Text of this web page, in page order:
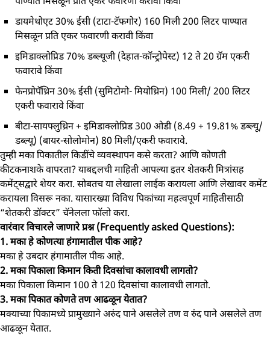
डायमेथोएट 30% ईसी (टाटा-टॅफगोर) 160 मिली 200 लिटर पाण्यात
मिसळून प्रति एकर फवारणी करावी किंवा
इमिडाक्लोप्रिड 70% डब्ल्यूजी (देहात-कॉन्ट्रोपेस्ट) 12 ते 20 ग्रॅम एकरी
फवारावे किंवा
फेनप्रोपॅथ्रिन 30% ईसी (सुमिटोमो- मियोथ्रिन) 100 मिली/ 200 लिटर
एकरी फवारावे किंवा
बीटा-सायफ्लुथ्रिन + इमिडाक्लोप्रिड 300 ओडी (8.49 + 19.81% डब्ल्यू/
डब्ल्यू) (बायर-सोलोमोन) 80 मिली/एकरी फवारावे.
तुम्ही मका पिकातील किडींचे व्यवस्थापन कसे करता? आणि कोणती
कीटकनाशके वापरता? याबद्दलची माहिती आपल्या इतर शेतकरी मित्रांसह
कमेंट्सद्वारे शेयर करा. सोबतच या लेखाला लाईक करायला आणि लेखावर कमेंट
करायला विसरू नका. यासारख्या विविध पिकांच्या महत्वपूर्ण माहितीसाठी
“शेतकरी डॉक्टर” चॅनेलला फॉलो करा.
वारंवार विचारले जाणारे प्रश्न (Frequently asked Questions):
1. मका हे कोणत्या हंगामातील पीक आहे?
मका हे उबदार हंगामातील पीक आहे.
2. मका पिकाला किमान किती दिवसांचा कालावधी लागतो?
मका पिकाला किमान 100 ते 120 दिवसांचा कालावधी लागतो.
3. मका पिकात कोणते तण आढळून येतात?
मक्याच्या पिकामध्ये प्रामुख्याने अरुंद पाने असलेले तण व रुंद पाने असलेले तण
आढळून येतात.